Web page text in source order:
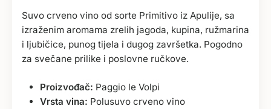
Suvo crveno vino od sorte Primitivo iz Apulije, sa
izraženim aromama zrelih jagoda, kupina, ružmarina
i ljubičice, punog tijela i dugog završetka. Pogodno
za svečane prilike i poslovne ručkove.
Proizvođač: Paggio le Volpi
Vrsta vina: Polusuvo crveno vino